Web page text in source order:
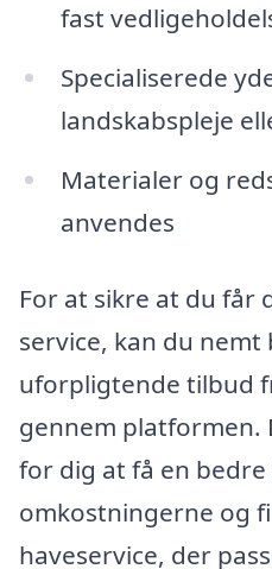
fast
Specialiserede
landskabspleje
Materialer og
anvendes
For at sikre at du får
service, kan du
uforpligtende tilbud
gennem
for dig at få en
omkostningerne og
haveservice, der